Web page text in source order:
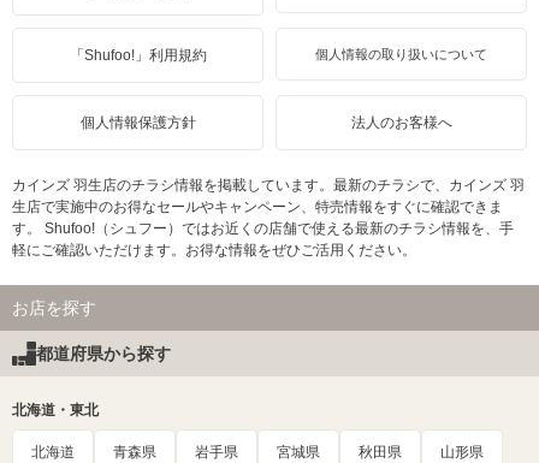
「Shufoo!」利用規約 個人情報の取り扱いについて
個人情報保護方針 法人のお客様へ
カインズ 羽生店のチラシ情報を掲載しています。最新のチラシで、カインズ 羽
生店で実施中のお得なセールやキャンペーン、特売情報をすぐに確認できま
す。 Shufoo!（シュフー）ではお近くの店舗で使える最新のチラシ情報を、手
軽にご確認いただけます。お得な情報をぜひご活用ください。
お店を探す
都道府県から探す
北海道・東北
北海道 青森県 岩手県 宮城県 秋田県 山形県